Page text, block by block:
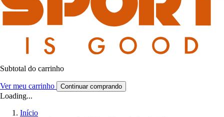
Subtotal do carrinho
Ver meu carrinho Continuar comprando
Loading...
Início